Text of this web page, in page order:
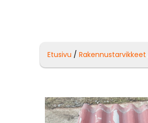
Etusivu /Rakennustarvikkeet